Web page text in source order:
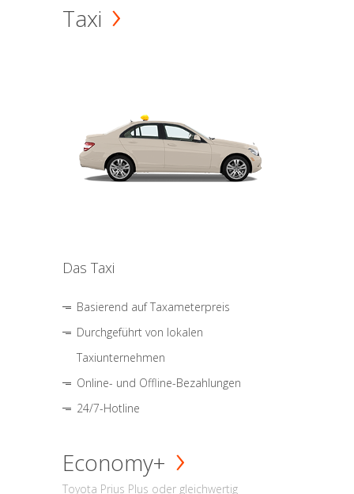
Taxi
Das Taxi
Basierend auf Taxameterpreis
Durchgeführt von lokalen
Taxiunternehmen
Online- und Offline-Bezahlungen
24/7-Hotline
Economy+
Toyota Prius Plus oder gleichwertig